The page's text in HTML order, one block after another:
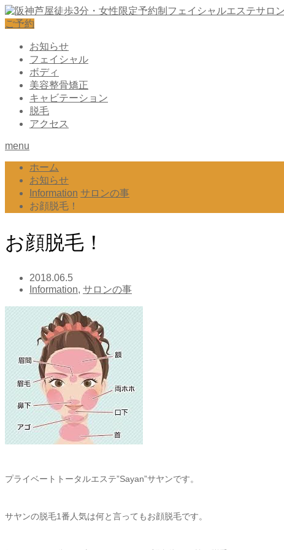
ご予約
お知らせ
フェイシャル
ボディ
美容整骨矯正
キャビテーション
脱毛
アクセス
menu
ホーム
お知らせ
Information サロンの事
お顔脱毛！
お顔脱毛！
2018.06.5
Information, サロンの事
プライベートトータルエステ”Sayan”サヤンです。
サヤンの脱毛1番人気は何と言ってもお顔脱毛です。